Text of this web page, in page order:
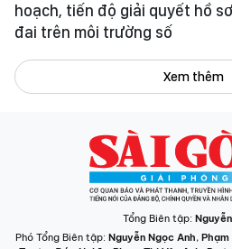
hoạch, tiến độ giải quyết hồ
đai trên môi trường số
Xem thêm
Tổng Biên tập:
Phó Tổng Biên tập: Nguyễn Ngọc Anh, Phạm